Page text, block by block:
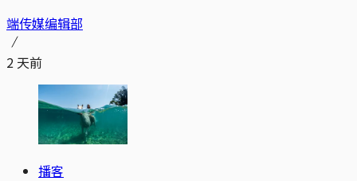
端传媒编辑部
2 天前
播客